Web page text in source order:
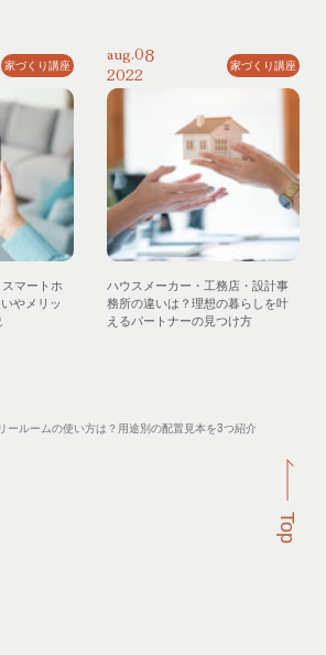
家づくり講座
マートホ
やメリッ
aug. 08
2022 家づくり講座
ハウスメーカー・工務店・設計事
務所の違いは？理想の暮らしを叶
えるパートナーの見つけ方
ールームの使い方は？用途別の配置見本を3つ紹介